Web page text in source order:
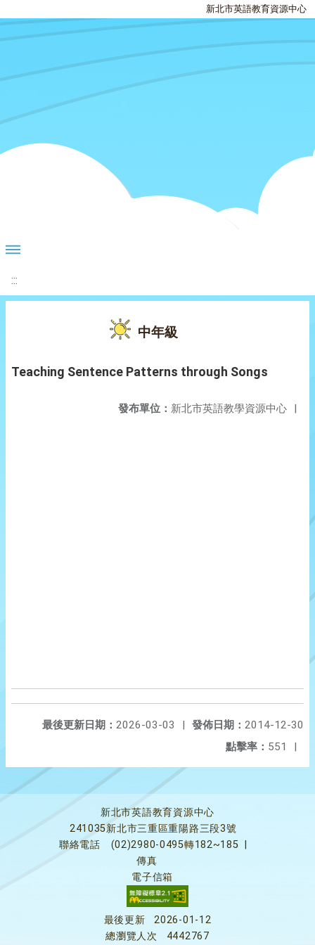
新北市英語教育資源中心
:::
中年級
Teaching Sentence Patterns through Songs
發布單位： 新北市英語教學資源中心 |
發佈日期： 2014-12-30
最後更新日期： 2026-03-03
|
點擊率： 551 |
新北市英語教育資源中心
241035新北市三重區重陽路三段3號
聯絡電話
(02)2980-0495轉182~185
傳真
電子信箱
最後更新
2026-01-12
總瀏覽人次
4442767